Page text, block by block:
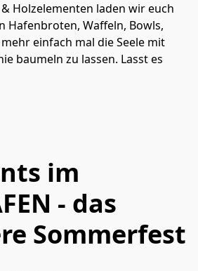
Holzelementen laden wir euch
Hafenbroten, Waffeln, Bowls,
einfach mal die Seele mit
baumeln zu lassen. Lasst es
im
- das
Sommerfest